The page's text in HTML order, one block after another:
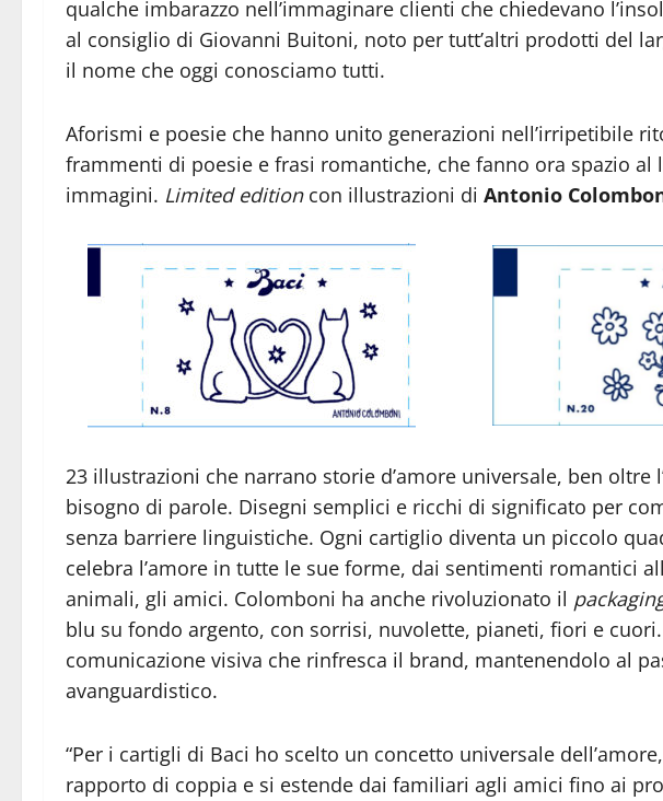
qualche imbarazzo nell’immaginare clienti che chiedevano
al consiglio di Giovanni Buitoni, noto per tutt’altri prodotti del
il nome che oggi conosciamo tutti.
Aforismi e poesie che hanno unito generazioni nell’irripetibile
frammenti di poesie e frasi romantiche, che fanno ora spazio al
immagini. Limited editioncon illustrazioni di Antonio
23 illustrazioni che narrano storie d’amore universale, ben oltre
bisogno di parole. Disegni semplici e ricchi di significato per
senza barriere linguistiche. Ogni cartiglio diventa un piccolo
celebra l’amore in tutte le sue forme, dai sentimenti romantici
animali, gli amici. Colomboni ha anche rivoluzionato il
blu su fondo argento, con sorrisi, nuvolette, pianeti, fiori e
comunicazione visiva che rinfresca il brand, mantenendolo al
avanguardistico.
“Per i cartigli di Baci ho scelto un concetto universale
rapporto di coppia e si estende dai familiari agli amici fino ai